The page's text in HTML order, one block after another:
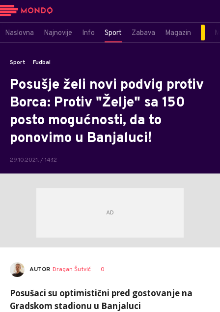
Naslovna Najnovije Info Sport Zabava Magazin
Sport Fudbal
Posušje želi novi podvig protiv
Borca: Protiv "Želje" sa 150
posto mogućnosti, da to
ponovimo u Banjaluci!
29.10.2021. / 14:12
AUTOR Dragan Šutvić 0
Posušaci su optimistični pred gostovanje na
Gradskom stadionu u Banjaluci